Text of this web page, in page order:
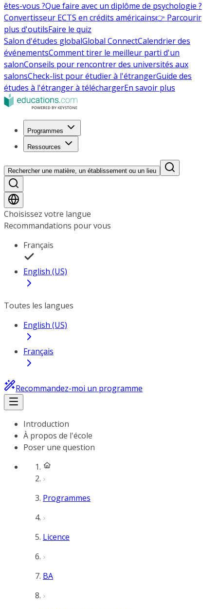
êtes-vous ?Que faire avec un diplôme de psychologie ?
Convertisseur ECTS en crédits américains👉 Parcourir
plus d'outilsFaire le quiz
Salon d'études globalGlobal ConnectCalendrier des
événementsComment tirer le meilleur parti d'un
salonConseils pour rencontrer des universités aux
salonsCheck-list pour étudier à l'étrangerGuide des
études à l'étranger à téléchargerEn savoir plus
Programmes
Ressources
Rechercher une matière, un établissement ou un lieu
Choisissez votre langue
Recommandations pour vous
Français
English (US)
Toutes les langues
English (US)
Français
Recommandez-moi un programme
Introduction
À propos de l'école
Poser une question
Programmes
Licence
BA